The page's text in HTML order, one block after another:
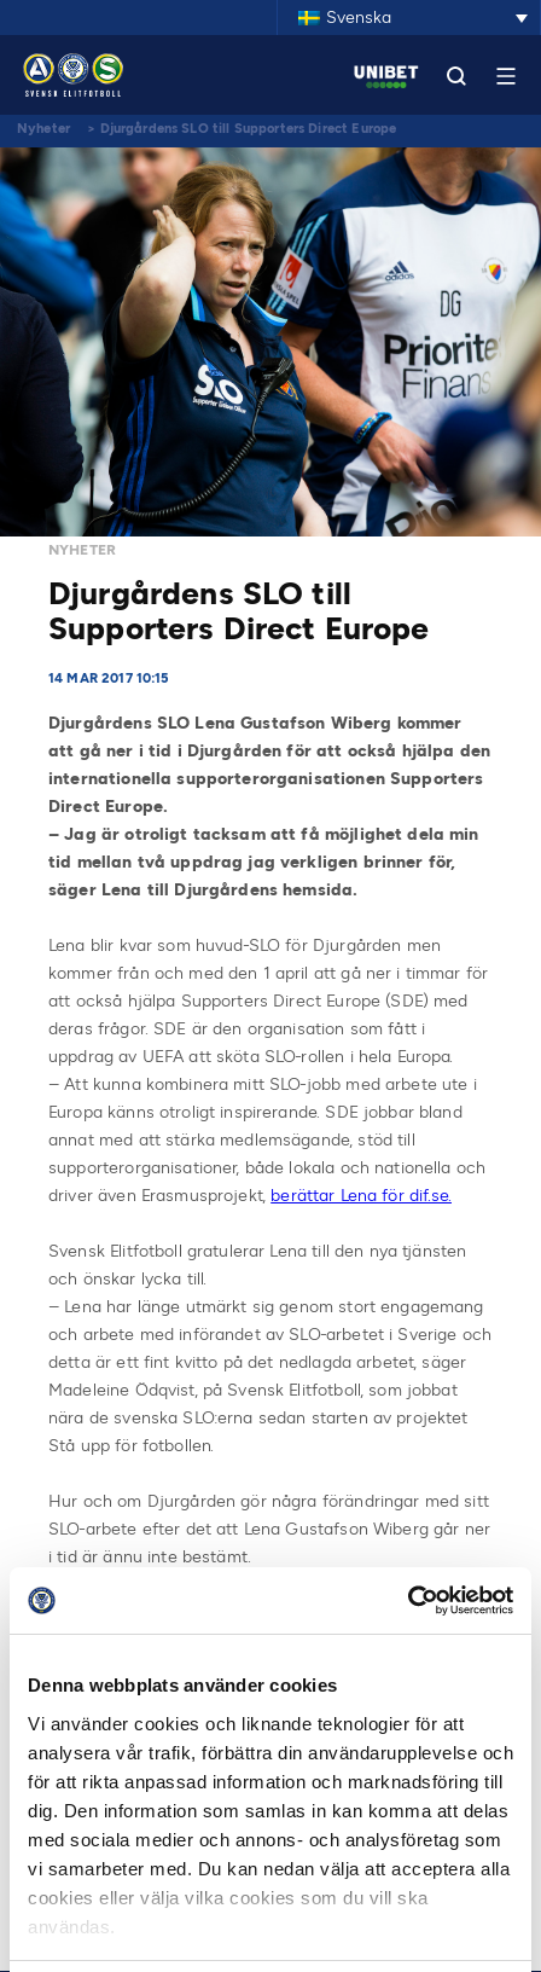
Denna webbplats använder cookies
Vi använder cookies och liknande teknologier för att
analysera vår trafik, förbättra din användarupplevelse och
för att rikta anpassad information och marknadsföring till
dig. Den information som samlas in kan komma att delas
med sociala medier och annons- och analysföretag som
vi samarbeter med. Du kan nedan välja att acceptera alla
cookies eller välja vilka cookies som du vill ska
användas.
Svenska
Nyheter > Djurgårdens SLO till Supporters Direct Europe
NYHETER
Djurgårdens SLO till
Supporters Direct Europe
14 MAR 2017 10:15
Djurgårdens SLO Lena Gustafson Wiberg kommer
att gå ner i tid i Djurgården för att också hjälpa den
internationella supporterorganisationen Supporters
Direct Europe.
– Jag är otroligt tacksam att få möjlighet dela min
tid mellan två uppdrag jag verkligen brinner för,
säger Lena till Djurgårdens hemsida.
Lena blir kvar som huvud-SLO för Djurgården men
kommer från och med den 1 april att gå ner i timmar för
att också hjälpa Supporters Direct Europe (SDE) med
deras frågor. SDE är den organisation som fått i
uppdrag av UEFA att sköta SLO-rollen i hela Europa.
– Att kunna kombinera mitt SLO-jobb med arbete ute i
Europa känns otroligt inspirerande. SDE jobbar bland
annat med att stärka medlemsägande, stöd till
supporterorganisationer, både lokala och nationella och
driver även Erasmusprojekt, berättar Lena för dif.se.
Svensk Elitfotboll gratulerar Lena till den nya tjänsten
och önskar lycka till.
– Lena har länge utmärkt sig genom stort engagemang
och arbete med införandet av SLO-arbetet i Sverige och
detta är ett fint kvitto på det nedlagda arbetet, säger
Madeleine Ödqvist, på Svensk Elitfotboll, som jobbat
nära de svenska SLO:erna sedan starten av projektet
Stå upp för fotbollen.
Hur och om Djurgården gör några förändringar med sitt
SLO-arbete efter det att Lena Gustafson Wiberg går ner
i tid är ännu inte bestämt.
Fakta SLO:
En Supporter Liaison Officer är en person från de egna
dess supportrar och är den givna kontakten när
kommunikationen går från båda hållen mellan
supportrarna, klubbarna och polisen inför, under och
efter match. SLO:n är helt enkelt spindeln i nätet när de
olika parternas åsikter och ståndpunkter ska förmedlas
mellan varandra.
Dela på Facebook Dela på Twitter